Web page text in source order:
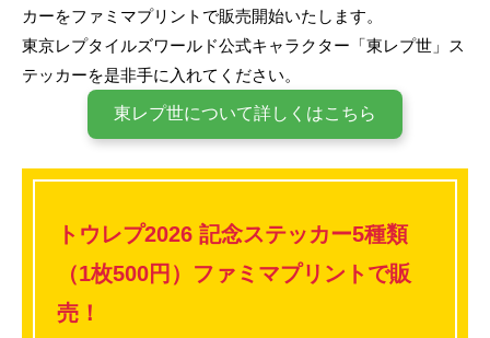
カーをファミマプリントで販売開始いたします。
東京レプタイルズワールド公式キャラクター「東レプ世」ス
テッカーを是非手に入れてください。
東レプ世について詳しくはこちら
トウレプ2026 記念ステッカー5種類
（1枚500円）ファミマプリントで販
売！